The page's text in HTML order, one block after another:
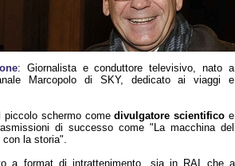
: Giornalista e conduttore televisivo, nato a
Marcopolo di SKY, dedicato ai viaggi e
piccolo schermo comedivulgatore scientifico e
di successo come "La macchina del
con la storia".
a format di intrattenimento, sia in RAI che